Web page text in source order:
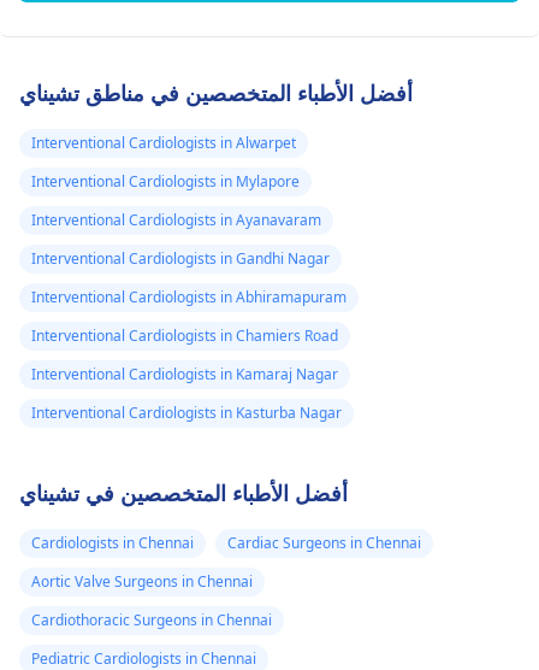
أفضل الأطباء المتخصصين في مناطق تشيناي
Interventional Cardiologists in Alwarpet
Interventional Cardiologists in Mylapore
Interventional Cardiologists in Ayanavaram
Interventional Cardiologists in Gandhi Nagar
Interventional Cardiologists in Abhiramapuram
Interventional Cardiologists in Chamiers Road
Interventional Cardiologists in Kamaraj Nagar
Interventional Cardiologists in Kasturba Nagar
أفضل الأطباء المتخصصين في تشيناي
Cardiologists in Chennai
Cardiac Surgeons in Chennai
Aortic Valve Surgeons in Chennai
Cardiothoracic Surgeons in Chennai
Pediatric Cardiologists in Chennai